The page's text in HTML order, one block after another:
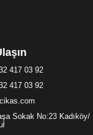
417 03 92
417 03 92
Sokak No:23 Kadıköy/